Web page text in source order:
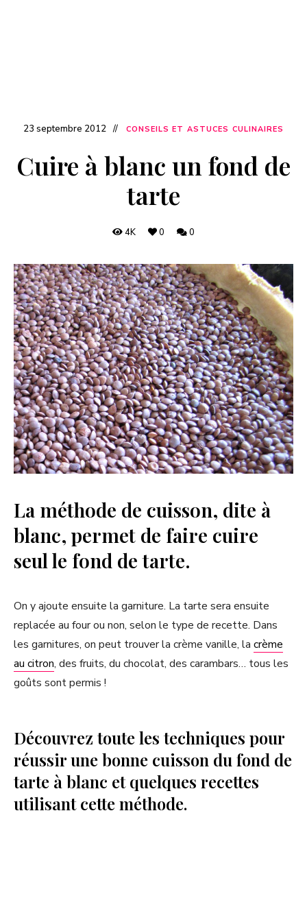
23 septembre 2012 CONSEILS ET ASTUCES CULINAIRES
Cuire à blanc un fond de
tarte
4K 0 0
La méthode de cuisson, dite à
blanc, permet de faire cuire
seul le fond de tarte.
On y ajoute ensuite la garniture. La tarte sera ensuite
replacée au four ou non, selon le type de recette. Dans
les garnitures, on peut trouver la crème vanille, la crème
au citron, des fruits, du chocolat, des carambars… tous les
goûts sont permis !
Découvrez toute les techniques pour
réussir une bonne cuisson du fond de
tarte à blanc et quelques recettes
utilisant cette méthode.